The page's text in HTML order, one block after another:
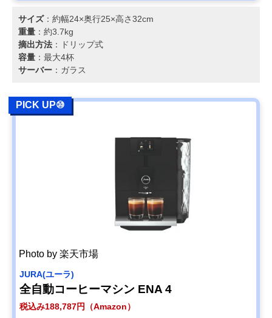
サイズ：約幅24×奥行25×高さ32cm
重量 ：約3.7kg
摘出方法 ：ドリップ式
容量 ：最大4杯
サーバー ：ガラス
PICK UP⑩
Photo by 楽天市場
JURA(ユーラ)
全自動コーヒーマシン ENA 4
税込み188,787円（Amazon）